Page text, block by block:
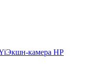
Экшн-камера HP